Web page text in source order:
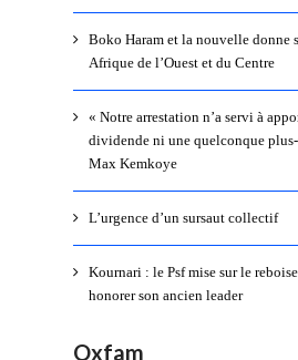
Boko Haram et la nouvelle donne
Afrique de l’Ouest et du Centre
« Notre arrestation n’a servi à
dividende ni une quelconque
Max Kemkoye
L’urgence d’un sursaut collectif
Kournari : le Psf mise sur le
honorer son ancien leader
Oxfam